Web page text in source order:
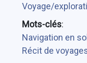
Voyage/
Mots-clés:
Navigation en
Récit de